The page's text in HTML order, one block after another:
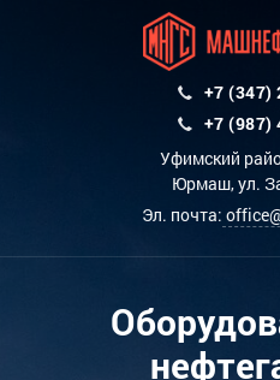
+7 (347)
+7 (987)
Уфимский
Юрмаш, ул.
Эл. почта: